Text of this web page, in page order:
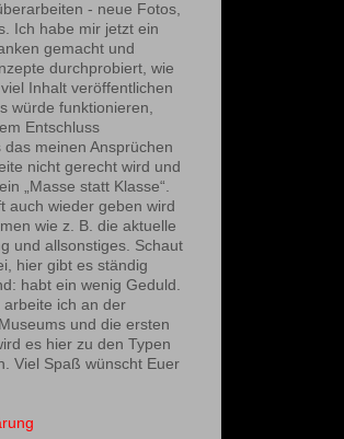
- neue Fotos,
Ich habe mir jetzt ein
gemacht und
durchprobiert, wie
Inhalt veröffentlichen
würde funktionieren,
Entschluss
meinen Ansprüchen
nicht gerecht wird und
„Masse statt Klasse“.
auch wieder geben wird
wie z. B. die aktuelle
und allsonstiges. Schaut
hier gibt es ständig
habt ein wenig Geduld.
ich an der
und die ersten
es hier zu den Typen
Viel Spaß wünscht Euer